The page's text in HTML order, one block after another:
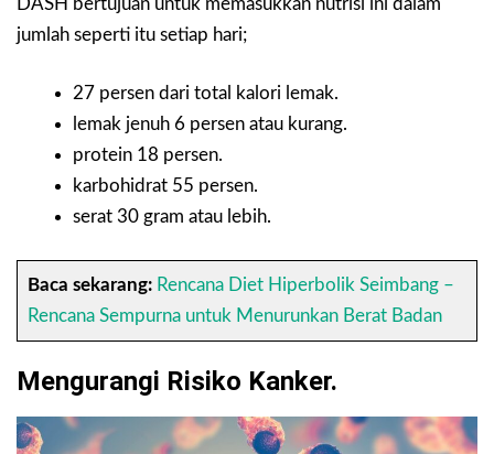
jumlah seperti itu setiap hari;
27 persen dari total kalori lemak.
lemak jenuh 6 persen atau kurang.
protein 18 persen.
karbohidrat 55 persen.
serat 30 gram atau lebih.
Baca sekarang: Rencana Diet Hiperbolik Seimbang –
Rencana Sempurna untuk Menurunkan Berat Badan
Mengurangi Risiko Kanker.